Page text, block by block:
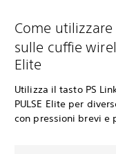
Come
sulle cuffie
Elite
Utilizza il tasto PS
PULSE Elite per
con pressioni brevi e